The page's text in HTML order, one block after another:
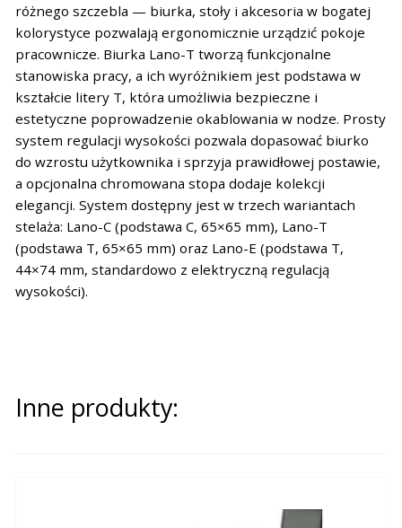
różnego szczebla — biurka, stoły i akcesoria w bogatej
kolorystyce pozwalają ergonomicznie urządzić pokoje
pracownicze. Biurka Lano-T tworzą funkcjonalne
stanowiska pracy, a ich wyróżnikiem jest podstawa w
kształcie litery T, która umożliwia bezpieczne i
estetyczne poprowadzenie okablowania w nodze. Prosty
system regulacji wysokości pozwala dopasować biurko
do wzrostu użytkownika i sprzyja prawidłowej postawie,
a opcjonalna chromowana stopa dodaje kolekcji
elegancji. System dostępny jest w trzech wariantach
stelaża: Lano-C (podstawa C, 65×65 mm), Lano-T
(podstawa T, 65×65 mm) oraz Lano-E (podstawa T,
44×74 mm, standardowo z elektryczną regulacją
wysokości).
Inne produkty: